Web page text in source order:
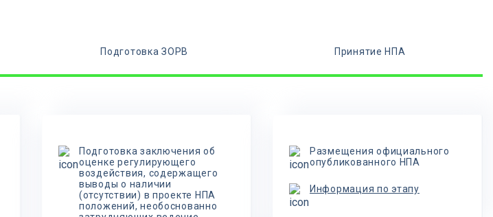
Подготовка ЗОРВ Принятие НПА
Подготовка заключения об
оценке регулирующего
воздействия, содержащего
выводы о наличии
(отсутствии) в проекте НПА
положений, необоснованно
Размещения официального
опубликованного НПА
Информация по этапу